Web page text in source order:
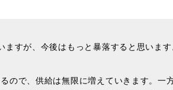
すが、今後はもっと暴落すると思います
ので、供給は無限に増えていきます。一